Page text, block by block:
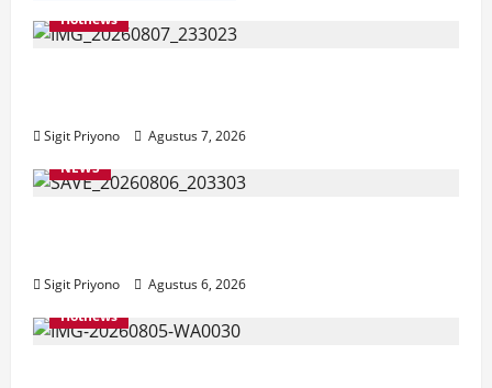
Hotnews
Sigit Priyono
Agustus 7, 2026
NEWS
Sigit Priyono
Agustus 6, 2026
Hotnews